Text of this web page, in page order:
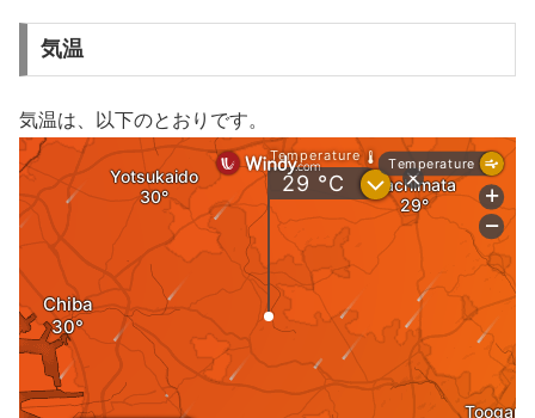
気温
気温は、以下のとおりです。